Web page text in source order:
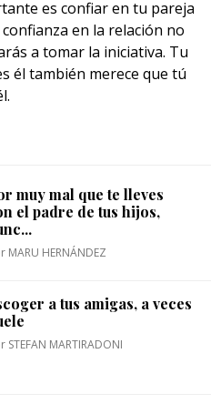
es confiar en tu pareja
en la relación no
a tomar la iniciativa. Tu
él también merece que tú
muy mal que te lleves
el padre de tus hijos,
MARU HERNÁNDEZ
a tus amigas, a veces
STEFAN MARTIRADONI